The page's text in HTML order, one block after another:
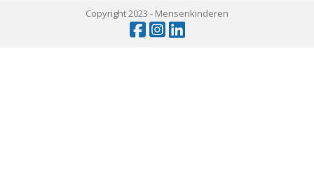
Copyright 2023 - Mensenkinderen